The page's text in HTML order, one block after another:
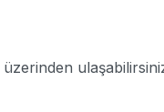
üzerinden